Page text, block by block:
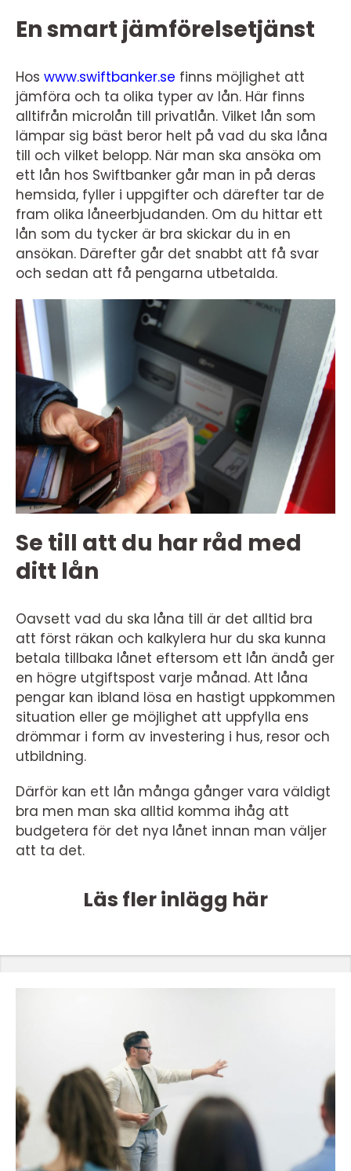
En smart jämförelsetjänst
Hos www.swiftbanker.se finns möjlighet att
jämföra och ta olika typer av lån. Här finns
alltifrån microlån till privatlån. Vilket lån som
lämpar sig bäst beror helt på vad du ska låna
till och vilket belopp. När man ska ansöka om
ett lån hos Swiftbanker går man in på deras
hemsida, fyller i uppgifter och därefter tar de
fram olika låneerbjudanden. Om du hittar ett
lån som du tycker är bra skickar du in en
ansökan. Därefter går det snabbt att få svar
och sedan att få pengarna utbetalda.
Se till att du har råd med
ditt lån
Oavsett vad du ska låna till är det alltid bra
att först räkan och kalkylera hur du ska kunna
betala tillbaka lånet eftersom ett lån ändå ger
en högre utgiftspost varje månad. Att låna
pengar kan ibland lösa en hastigt uppkommen
situation eller ge möjlighet att uppfylla ens
drömmar i form av investering i hus, resor och
utbildning.
Därför kan ett lån många gånger vara väldigt
bra men man ska alltid komma ihåg att
budgetera för det nya lånet innan man väljer
att ta det.
Läs fler inlägg här